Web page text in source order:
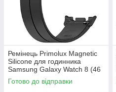
Ремінець Primolux Magnetic
Silicone для годинника
Samsung Galaxy Watch 8 (46
mm / 44 mm / 40 mm) - Black
Готово до відправки